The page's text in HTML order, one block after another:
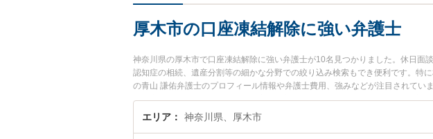
厚木市の口座凍結解除に強い弁護士
神奈川県の厚木市で口座凍結解除に強い弁護士が10名見つかりました。休日
認知症の相続、遺産分割等の細かな分野での絞り込み検索もでき便利です。特
の青山 謙佑弁護士のプロフィール情報や弁護士費用、強みなどが注目されてい
『口座凍結解除のトラブル解決の実績豊富な近くの弁護士を検索したい』『初
談者さんにおすすめです。
エリア 神奈川県、厚木市